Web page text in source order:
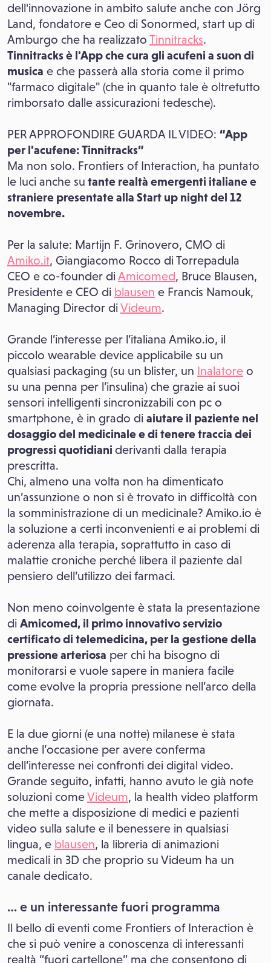
dell'innovazione in ambito salute anche con Jörg
Land, fondatore e Ceo di Sonormed, start up di
Amburgo che ha realizzato Tinnitracks.
Tinnitracks è l'App che cura gli acufeni a suon di
musica e che passerà alla storia come il primo
"farmaco digitale" (che in quanto tale è oltretutto
rimborsato dalle assicurazioni tedesche).
PER APPROFONDIRE GUARDA IL VIDEO: “App
per l'acufene: Tinnitracks”
Ma non solo. Frontiers of Interaction, ha puntato
le luci anche su tante realtà emergenti italiane e
straniere presentate alla Start up night del 12
novembre.
Per la salute: Martijn F. Grinovero, CMO di
Amiko.it, Giangiacomo Rocco di Torrepadula
CEO e co-founder diAmicomed, Bruce Blausen,
Presidente e CEO di blausen e Francis Namouk,
Managing Director diVideum.
Grande l’interesse per l’italiana Amiko.io, il
piccolo wearable device applicabile su un
qualsiasi packaging (su un blister, un Inalatore o
su una penna per l’insulina) che grazie ai suoi
sensori intelligenti sincronizzabili con pc o
smartphone, è in grado di aiutare il paziente nel
dosaggio del medicinale e di tenere traccia dei
progressi quotidiani derivanti dalla terapia
prescritta.
Chi, almeno una volta non ha dimenticato
un’assunzione o non si è trovato in difficoltà con
la somministrazione di un medicinale? Amiko.io è
la soluzione a certi inconvenienti e ai problemi di
aderenza alla terapia, soprattutto in caso di
malattie croniche perché libera il paziente dal
pensiero dell’utilizzo dei farmaci.
Non meno coinvolgente è stata la presentazione
di Amicomed, il primo innovativo servizio
certificato di telemedicina, per la gestione della
pressione arteriosa per chi ha bisogno di
monitorarsi e vuole sapere in maniera facile
come evolve la propria pressione nell’arco della
giornata.
E la due giorni (e una notte) milanese è stata
anche l’occasione per avere conferma
dell’interesse nei confronti dei digital video.
Grande seguito, infatti, hanno avuto le già note
soluzioni comeVideum, la health video platform
che mette a disposizione di medici e pazienti
video sulla salute e il benessere in qualsiasi
lingua, e blausen, la libreria di animazioni
medicali in 3D che proprio su Videum ha un
canale dedicato.
… e un interessante fuori programma
Il bello di eventi come Frontiers of Interaction è
che si può venire a conoscenza di interessanti
realtà “fuori cartellone” ma che consentono di